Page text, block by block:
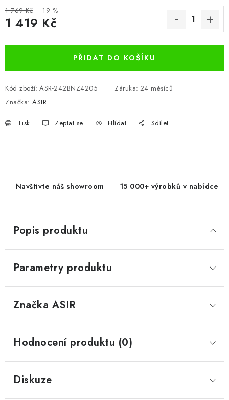
1 769 Kč –19 %
1 419 Kč
PŘIDAT DO KOŠÍKU
Kód zboží: ASR-242BNZ4205 Záruka: 24 měsíců
Značka: ASIR
Tisk Zeptat se Hlídat Sdílet
Navštivte náš showroom 15 000+ výrobků v nabídce
Popis produktu
Parametry produktu
Značka ASIR
Hodnocení produktu (0)
Diskuze